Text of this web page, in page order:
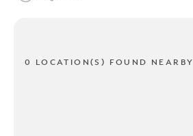
0 LOCATION(S) FOUND NEARBY